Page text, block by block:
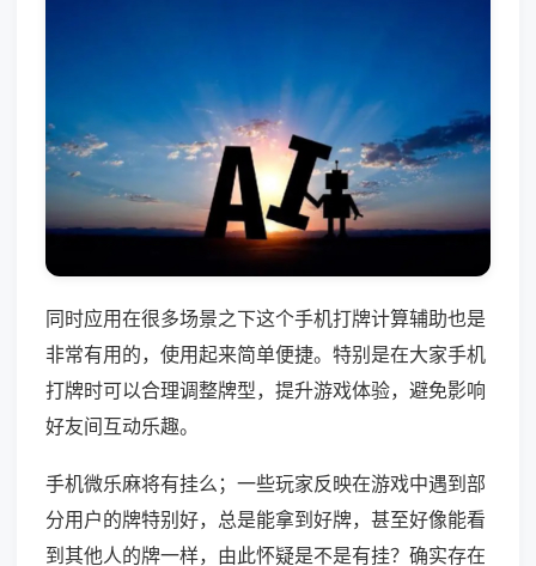
同时应用在很多场景之下这个手机打牌计算辅助也是
非常有用的，使用起来简单便捷。特别是在大家手机
打牌时可以合理调整牌型，提升游戏体验，避免影响
好友间互动乐趣。
手机微乐麻将有挂么；一些玩家反映在游戏中遇到部
分用户的牌特别好，总是能拿到好牌，甚至好像能看
到其他人的牌一样，由此怀疑是不是有挂？确实存在